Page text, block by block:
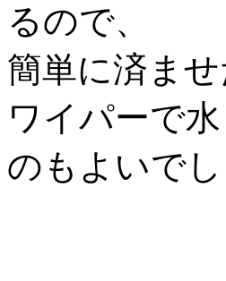
るので、
簡単に済ま
ワイパーで
のもよいでし